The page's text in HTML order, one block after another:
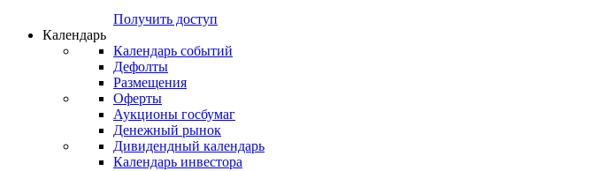
Получить доступ
Календарь
Календарь событий
Дефолты
Размещения
Оферты
Аукционы госбумаг
Денежный рынок
Дивидендный календарь
Календарь инвестора